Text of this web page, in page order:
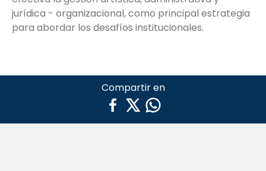
jurídica - organizacional, como principal estrategia
para abordar los desafíos institucionales.
Compartir en